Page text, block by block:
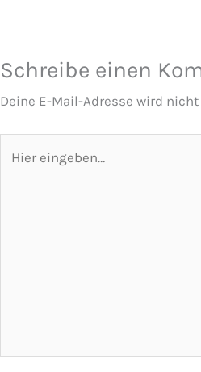
Schreibe einen
Deine E-Mail-Adresse wird
eingeben…